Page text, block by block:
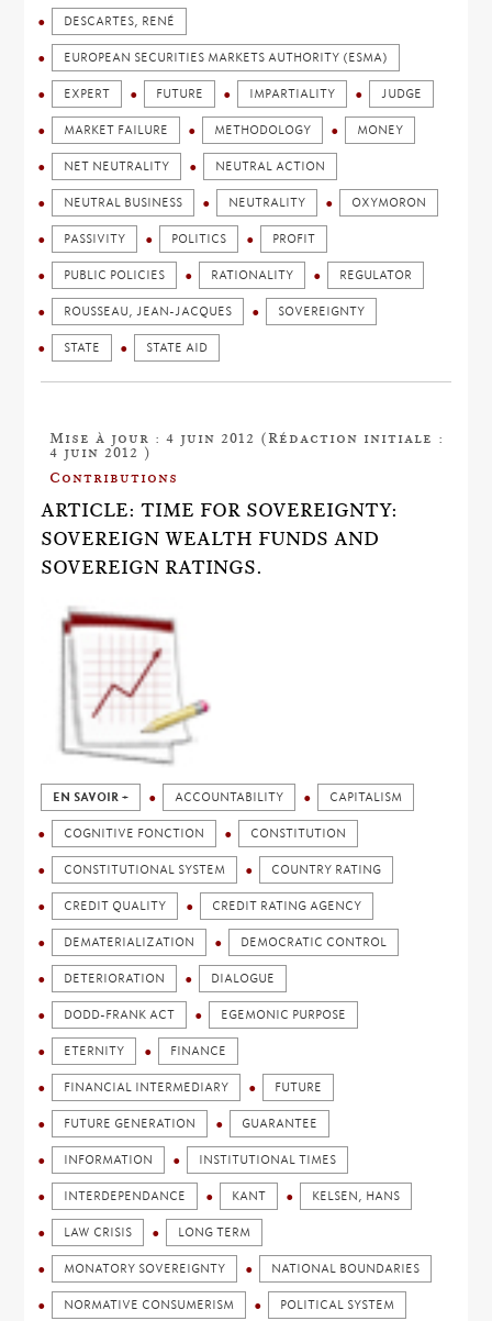
DESCARTES, RENÉ
EUROPEAN SECURITIES MARKETS AUTHORITY (ESMA)
EXPERT FUTURE IMPARTIALITY JUDGE
MARKET FAILURE METHODOLOGY MONEY
NET NEUTRALITY NEUTRAL ACTION
NEUTRAL BUSINESS NEUTRALITY OXYMORON
PASSIVITY POLITICS PROFIT
PUBLIC POLICIES RATIONALITY REGULATOR
ROUSSEAU, JEAN-JACQUES SOVEREIGNTY
STATE STATE AID
Mise à jour : 4 juin 2012 (Rédaction initiale :
4 juin 2012 )
Contributions
ARTICLE: TIME FOR SOVEREIGNTY:
SOVEREIGN WEALTH FUNDS AND
SOVEREIGN RATINGS.
EN SAVOIR + ACCOUNTABILITY CAPITALISM
COGNITIVE FONCTION CONSTITUTION
CONSTITUTIONAL SYSTEM COUNTRY RATING
CREDIT QUALITY CREDIT RATING AGENCY
DEMATERIALIZATION DEMOCRATIC CONTROL
DETERIORATION DIALOGUE
DODD-FRANK ACT EGEMONIC PURPOSE
ETERNITY FINANCE
FINANCIAL INTERMEDIARY FUTURE
FUTURE GENERATION GUARANTEE
INFORMATION INSTITUTIONAL TIMES
INTERDEPENDANCE KANT KELSEN, HANS
LAW CRISIS LONG TERM
MONATORY SOVEREIGNTY NATIONAL BOUNDARIES
NORMATIVE CONSUMERISM POLITICAL SYSTEM